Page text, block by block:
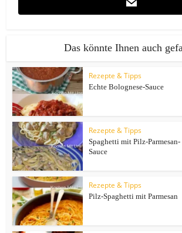
Das könnte Ihnen auch
Rezepte & Tipps
Echte Bolognese-Sauce
Rezepte & Tipps
Spaghetti mit Pilz-Parmesan-
Sauce
Rezepte & Tipps
Pilz-Spaghetti mit Parmesan